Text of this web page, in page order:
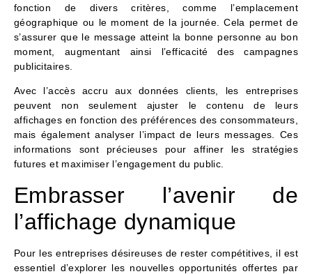
fonction de divers critères, comme l’emplacement
géographique ou le moment de la journée. Cela permet de
s’assurer que le message atteint la bonne personne au bon
moment, augmentant ainsi l’efficacité des campagnes
publicitaires.
Avec l’accès accru aux données clients, les entreprises
peuvent non seulement ajuster le contenu de leurs
affichages en fonction des préférences des consommateurs,
mais également analyser l’impact de leurs messages. Ces
informations sont précieuses pour affiner les stratégies
futures et maximiser l’engagement du public.
Embrasser l’avenir de
l’affichage dynamique
Pour les entreprises désireuses de rester compétitives, il est
essentiel d’explorer les nouvelles opportunités offertes par